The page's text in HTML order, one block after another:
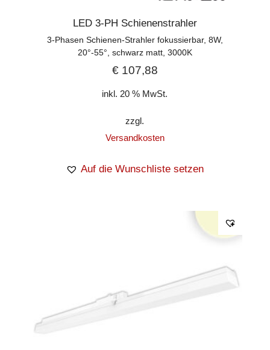
LED 3-PH Schienenstrahler
3-Phasen Schienen-Strahler fokussierbar, 8W,
20°-55°, schwarz matt, 3000K
€107,88
inkl. 20 % MwSt.
zzgl.
Versandkosten
Auf die Wunschliste setzen